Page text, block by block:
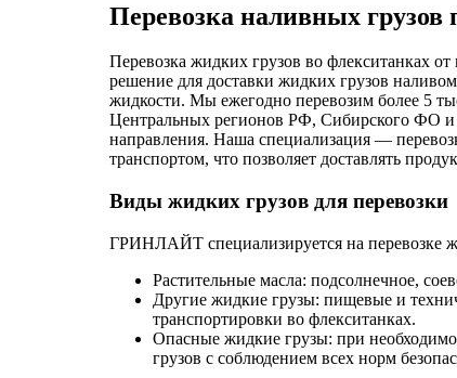
Перевозка наливных грузов
Перевозка жидких грузов во
решение для доставки жидких грузов
жидкости. Мы ежегодно перевозим более 5
Центральных регионов РФ, Сибирского ФО и
направления. Наша специализация —
транспортом, что позволяет доставлять
Виды жидких грузов для перевозки
ГРИНЛАЙТ специализируется на перевозке
Растительные масла: подсолнечное,
Другие жидкие грузы: пищевые и
транспортировки во флекситанках.
Опасные жидкие грузы: при
грузов с соблюдением всех норм